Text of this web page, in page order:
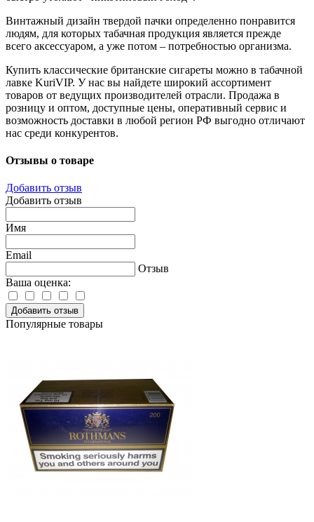
Винтажный дизайн твердой пачки определенно понравится
людям, для которых табачная продукция является прежде
всего аксессуаром, а уже потом – потребностью организма.
Купить классические британские сигареты можно в табачной
лавке KuriVIP. У нас вы найдете широкий ассортимент
товаров от ведущих производителей отрасли. Продажа в
розницу и оптом, доступные цены, оперативный сервис и
возможность доставки в любой регион РФ выгодно отличают
нас среди конкурентов.
Отзывы о товаре
Добавить отзыв
Добавить отзыв
Имя
Email
Отзыв
Ваша оценка:
Добавить отзыв
Популярные товары